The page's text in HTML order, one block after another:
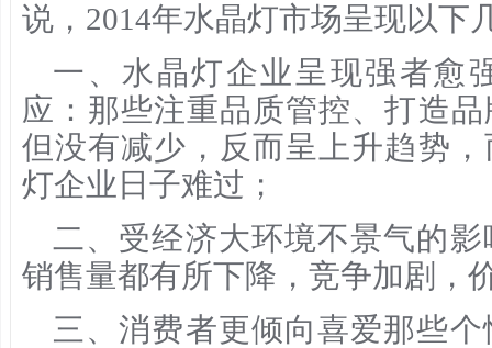
说，2014年水晶灯市场呈现以下
一、水晶灯企业呈现强者愈
应：那些注重品质管控、打造
但没有减少，反而呈上升趋势
灯企业日子难过；
二、受经济大环境不景气的
销售量都有所下降，竞争加剧，
三、消费者更倾向喜爱那些